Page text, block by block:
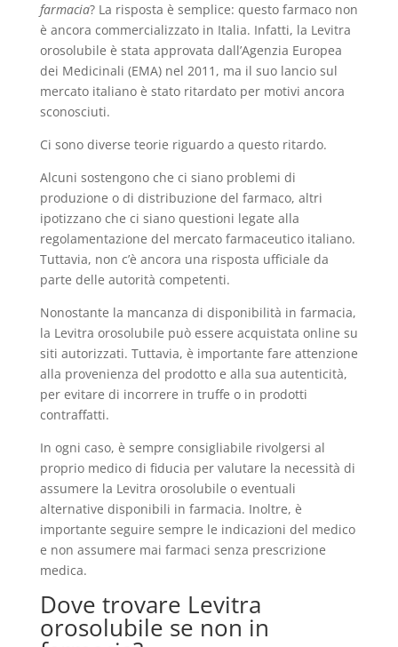
farmacia? La risposta è semplice: questo farmaco non
è ancora commercializzato in Italia. Infatti, la Levitra
orosolubile è stata approvata dall’Agenzia Europea
dei Medicinali (EMA) nel 2011, ma il suo lancio sul
mercato italiano è stato ritardato per motivi ancora
sconosciuti.
Ci sono diverse teorie riguardo a questo ritardo.
Alcuni sostengono che ci siano problemi di
produzione o di distribuzione del farmaco, altri
ipotizzano che ci siano questioni legate alla
regolamentazione del mercato farmaceutico italiano.
Tuttavia, non c’è ancora una risposta ufficiale da
parte delle autorità competenti.
Nonostante la mancanza di disponibilità in farmacia,
la Levitra orosolubile può essere acquistata online su
siti autorizzati. Tuttavia, è importante fare attenzione
alla provenienza del prodotto e alla sua autenticità,
per evitare di incorrere in truffe o in prodotti
contraffatti.
In ogni caso, è sempre consigliabile rivolgersi al
proprio medico di fiducia per valutare la necessità di
assumere la Levitra orosolubile o eventuali
alternative disponibili in farmacia. Inoltre, è
importante seguire sempre le indicazioni del medico
e non assumere mai farmaci senza prescrizione
medica.
Dove trovare Levitra
orosolubile se non in